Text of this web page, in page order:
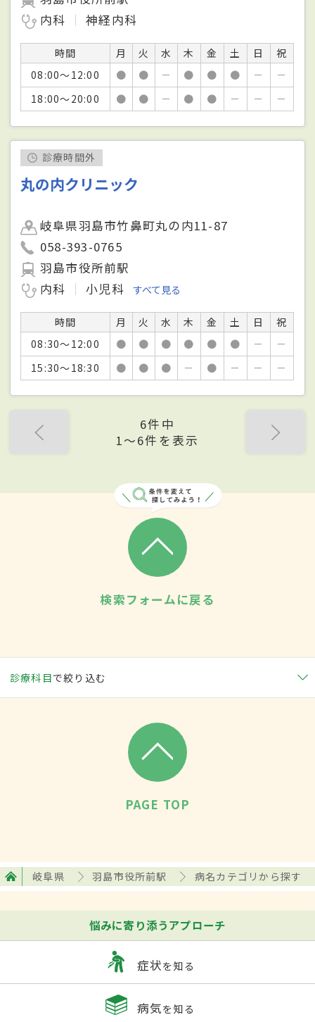
内科
神経内科
時間 月 火 水 木 金 土 日
祝
08:00～12:00
● ● － ● ● ● －
－
18:00～20:00
● ● － ● ● － － －
診療時間外
丸の内クリニック
岐阜県羽島市竹鼻町丸の内11-87
058-393-0765
羽島市役所前駅
内科
小児科 すべて見る
時間 月 火 水 木 金 土 日
祝
08:30～12:00
● ● ● ● ● ● －
－
15:30～18:30
● ● ● － ● － － －
6件中
1〜6件を表示
検索フォームに戻る
診療科目で絞り込む
PAGE TOP
岐阜県 羽島市役所前駅 病名カテゴリから探す
悩みに寄り添うアプローチ
症状を知る
病気を知る